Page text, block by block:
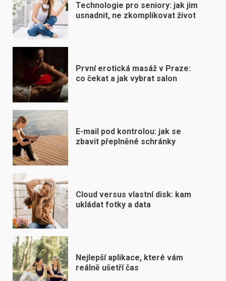
Technologie pro seniory: jak jim
usnadnit, ne zkomplikovat život
První erotická masáž v Praze:
co čekat a jak vybrat salon
E-mail pod kontrolou: jak se
zbavit přeplněné schránky
Cloud versus vlastní disk: kam
ukládat fotky a data
Nejlepší aplikace, které vám
reálně ušetří čas